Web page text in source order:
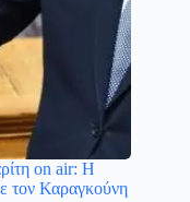
on air: Η
τον Καραγκούνη